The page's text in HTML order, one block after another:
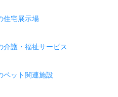
住宅展示場
介護・福祉サービス
ペット関連施設